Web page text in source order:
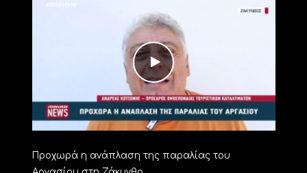
Προχωρά η ανάπλαση της παραλίας του